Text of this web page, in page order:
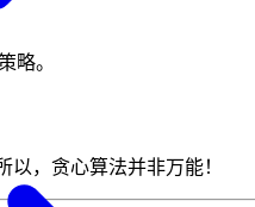
略。
以，贪心算法并非万能！